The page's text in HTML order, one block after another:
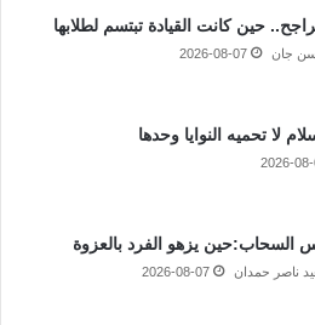
حين كانت القيادة تبتسم لطلابها
جان 2026-08-07
لا تحميه النوايا وحدها
2026-
يزهو الفرد بالعزوة
ناصر حمدان 2026-08-07